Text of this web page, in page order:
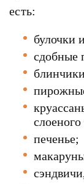
есть:
булочки
сдобные
слоеного
печенье;